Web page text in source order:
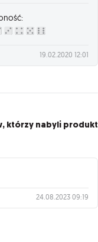
19.02.2020 12:01
którzy nabyli produkt
24.08.2023 09:19